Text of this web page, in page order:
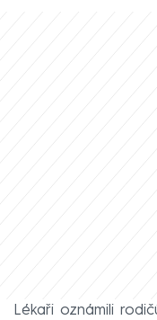
Lékaři oznámili